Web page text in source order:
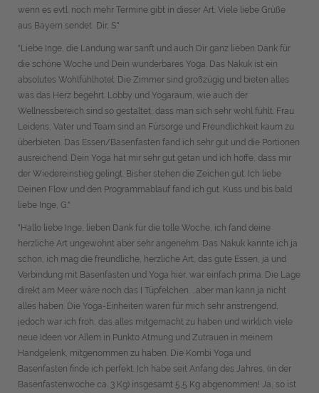
wenn es evtl. noch mehr Termine gibt in dieser Art. Viele liebe Grüße
aus Bayern sendet Dir, S."
"Liebe Inge, die Landung war sanft und auch Dir ganz lieben Dank für
die schöne Woche und Dein wunderbares Yoga. Das Nakuk ist ein
absolutes Wohlfühlhotel. Die Zimmer sind großzügig und bieten alles
was das Herz begehrt. Lobby und Yogaraum, wie auch der
Wellnessbereich sind so gestaltet, dass man sich sehr wohl fühlt. Frau
Leidens, Vater und Team sind an Fürsorge und Freundlichkeit kaum zu
überbieten. Das Essen/Basenfasten fand ich sehr gut und die Portionen
ausreichend. Dein Yoga hat mir sehr gut getan und ich hoffe, dass mir
der Wiedereinstieg gelingt. Bisher stehen die Zeichen gut. Ich liebe
Deinen Flow und den Programmablauf fand ich gut. Kuss und bis bald
liebe Inge, G."
"Hallo liebe Inge, lieben Dank für die tolle Woche, ich fand deine
herzliche Art ungewohnt aber sehr angenehm. Das Nakuk kannte ich ja
schon, ich mag die freundliche, herzliche Art, das gute Essen, ja und
Verbindung mit Basenfasten und Yoga hier, war einfach prima. Die Lage
direkt am Meer wäre noch das I Tüpfelchen. …aber man kann ja nicht
alles haben. Die Yoga-Einheiten waren für mich sehr anstrengend,
jedoch war ich froh, das alles mitgemacht zu haben und wirklich viele
neue Ideen vor Allem in Punkto Atmung und Zutrauen in meinem
Handgelenk, mitgenommen zu haben. Die Kombi Yoga und
Basenfasten finde ich perfekt. Ich habe seit Anfang des Jahres, (in der
Basenfastenwoche ca. 3 Kg) insgesamt 5,5 Kg abgenommen! Ja, so ist